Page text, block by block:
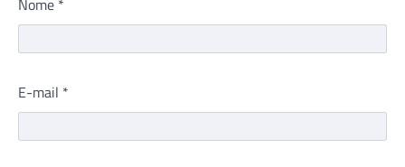
E-mail *